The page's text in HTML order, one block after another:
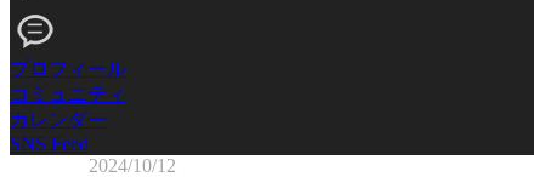
プロフィール
コミュニティ
カレンダー
SNS Feed
2024/10/12